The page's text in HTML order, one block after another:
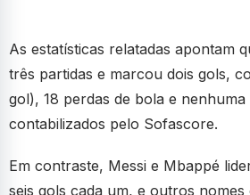
As estatísticas relatadas apontam
três partidas e marcou dois gols,
gol), 18 perdas de bola e
contabilizados pelo Sofascore.
Em contraste, Messi e Mbappé
seis gols cada um, e outros